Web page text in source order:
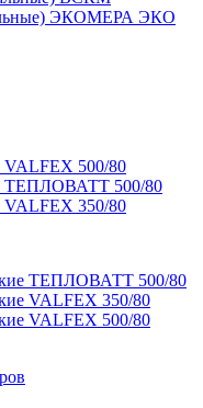
ЭКОМЕРА ЭКО
500/80
ТЕПЛОВАТТ 500/80
350/80
ТЕПЛОВАТТ 500/80
VALFEX 350/80
VALFEX 500/80